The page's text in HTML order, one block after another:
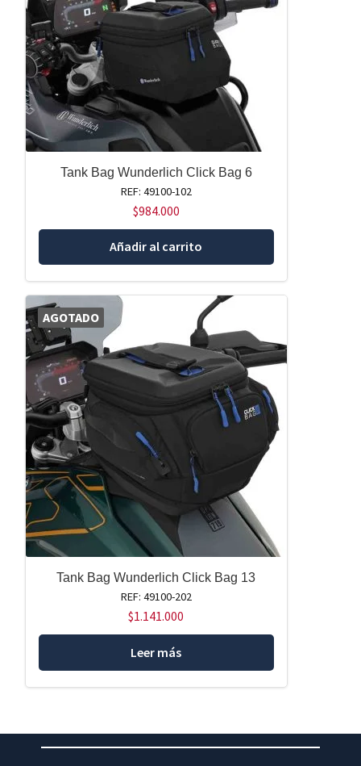
Tank Bag Wunderlich Click Bag 6
REF: 49100-102
$984.000
Añadir al carrito
AGOTADO
Tank Bag Wunderlich Click Bag 13
REF: 49100-202
$1.141.000
Leer más